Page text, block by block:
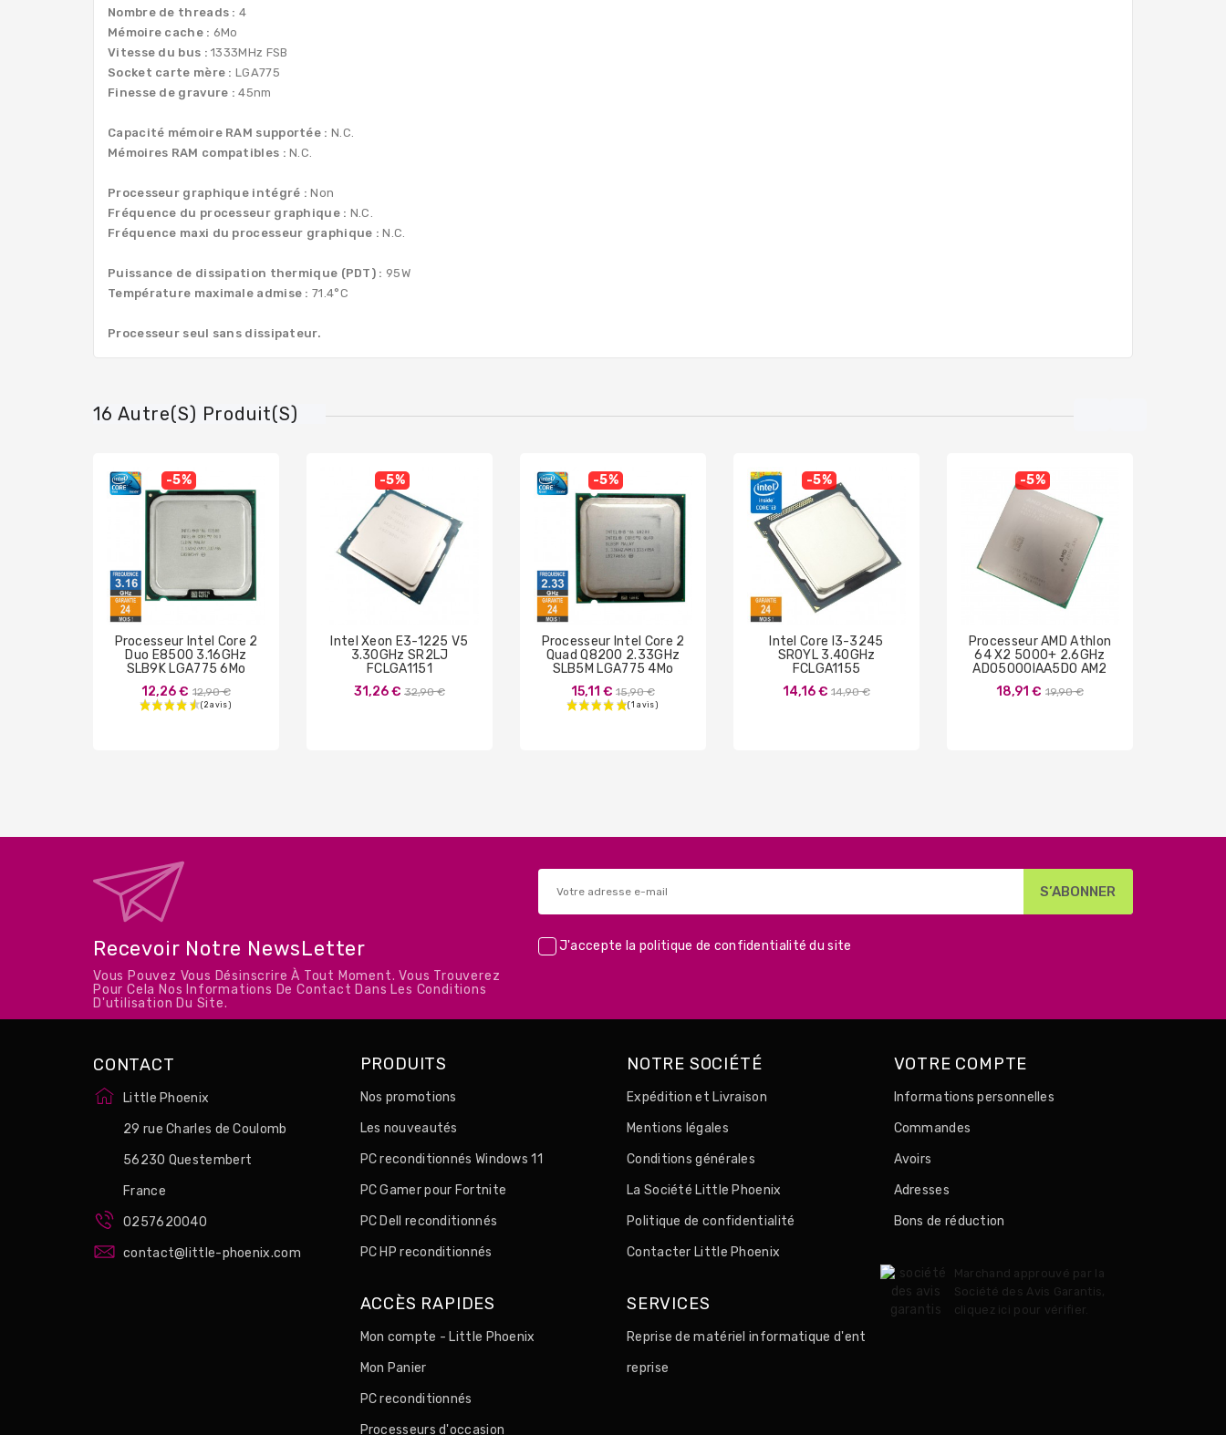
Nombre de threads : 4
Mémoire cache : 6Mo
Vitesse du bus : 1333MHz FSB
Socket carte mère : LGA775
Finesse de gravure : 45nm
Capacité mémoire RAM supportée : N.C.
Mémoires RAM compatibles : N.C.
Processeur graphique intégré : Non
Fréquence du processeur graphique : N.C.
Fréquence maxi du processeur graphique : N.C.
Puissance de dissipation thermique (PDT) : 95W
Température maximale admise : 71.4°C
Processeur seul sans dissipateur.
16 Autre(s) Produit(s)
-5%
Processeur Intel Core 2
Duo E8500 3.16GHz
SLB9K LGA775 6Mo
12,26 € Prix
de
12,90 €
-5%
Intel Xeon E3-1225 V5
3.30GHz SR2LJ
FCLGA1151
31,26 € Prix
32,90 €
-5%
Processeur Intel Core 2
Quad Q8200 2.33GHz
SLB5M LGA775 4Mo
15,11 € Prix
de
15,90 €
-5%
Intel Core I3-3245
SR0YL 3.40GHz
FCLGA1155
14,16 € Prix
14,90 €
-5%
Processeur AMD Athlon
64 X2 5000+ 2.6GHz
ADO5000IAA5DO AM2
18,91 € Prix
19,90 €
Recevoir Notre NewsLetter
Vous Pouvez Vous Désinscrire À Tout Moment. Vous Trouverez
Pour Cela Nos Informations De Contact Dans Les Conditions
D'utilisation Du Site.
J'accepte la politique de confidentialité du site
CONTACT
Little Phoenix
29 rue Charles de Coulomb
56230 Questembert
France
0257620040
contact@little-phoenix.com
PRODUITS
Nos promotions
Les nouveautés
PC reconditionnés Windows 11
PC Gamer pour Fortnite
PC Dell reconditionnés
PC HP reconditionnés
NOTRE SOCIÉTÉ
Expédition et Livraison
Mentions légales
Conditions générales
La Société Little Phoenix
Politique de confidentialité
Contacter Little Phoenix
ACCÈS RAPIDES
Mon compte - Little Phoenix
Mon Panier
PC reconditionnés
Processeurs d'occasion
SERVICES
Reprise de matériel informatique d'ent
reprise
VOTRE COMPTE
Informations personnelles
Commandes
Avoirs
Adresses
Bons de réduction
Marchand approuvé par la
Société des Avis Garantis,
cliquez ici pour vérifier.